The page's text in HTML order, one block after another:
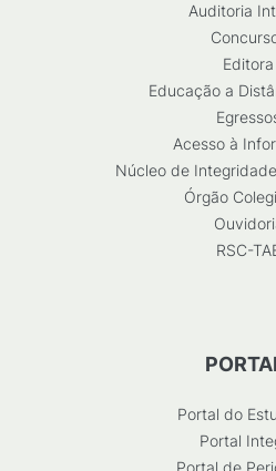
Auditoria
Editora
Educação a
Acesso à
Núcleo de
Órgão
RSC-
Portal do
Portal
Portal de